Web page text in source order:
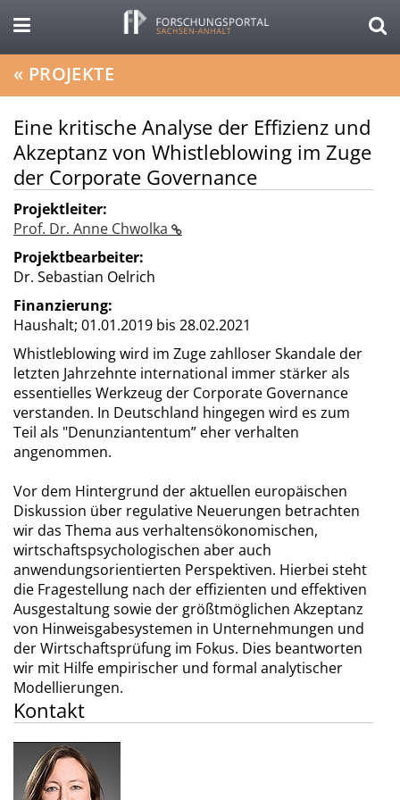
« PROJEKTE
Eine kritische Analyse der Effizienz und
Akzeptanz von Whistleblowing im Zuge
der Corporate Governance
Projektleiter:
Prof. Dr. Anne Chwolka
Projektbearbeiter:
Dr. Sebastian Oelrich
Finanzierung:
Haushalt; 01.01.2019 bis 28.02.2021
Whistleblowing wird im Zuge zahlloser Skandale der
letzten Jahrzehnte international immer stärker als
essentielles Werkzeug der Corporate Governance
verstanden. In Deutschland hingegen wird es zum
Teil als "Denunziantentum” eher verhalten
angenommen.
Vor dem Hintergrund der aktuellen europäischen
Diskussion über regulative Neuerungen betrachten
wir das Thema aus verhaltensökonomischen,
wirtschaftspsychologischen aber auch
anwendungsorientierten Perspektiven. Hierbei steht
die Fragestellung nach der effizienten und effektiven
Ausgestaltung sowie der größtmöglichen Akzeptanz
von Hinweisgabesystemen in Unternehmungen und
der Wirtschaftsprüfung im Fokus. Dies beantworten
wir mit Hilfe empirischer und formal analytischer
Modellierungen.
Kontakt